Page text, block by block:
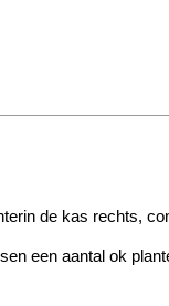
de kas rechts,
een aantal ok